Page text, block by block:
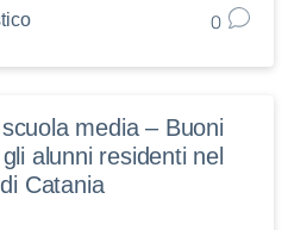
0
media – Buoni
alunni residenti nel
Catania